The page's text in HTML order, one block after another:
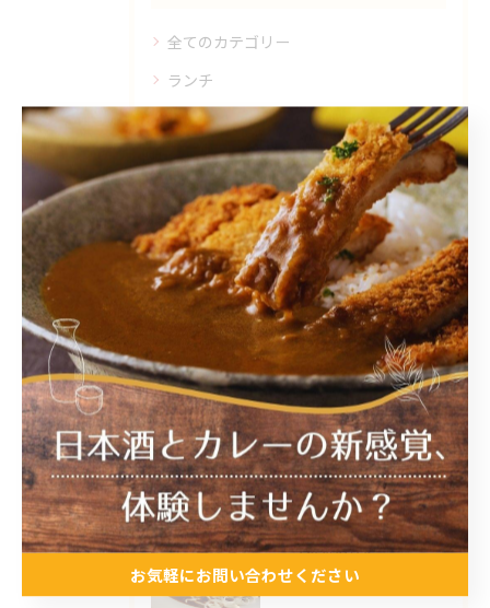
全てのカテゴリー
ランチ
ルー
とんかつ
日本酒
トッピング
最近の投稿 Recent Posts
2026/07/25
2026/07/20
お気軽にお問い合わせください